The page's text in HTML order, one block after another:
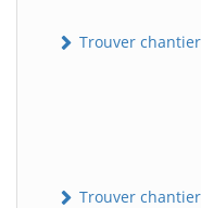
Trouver
Trouver